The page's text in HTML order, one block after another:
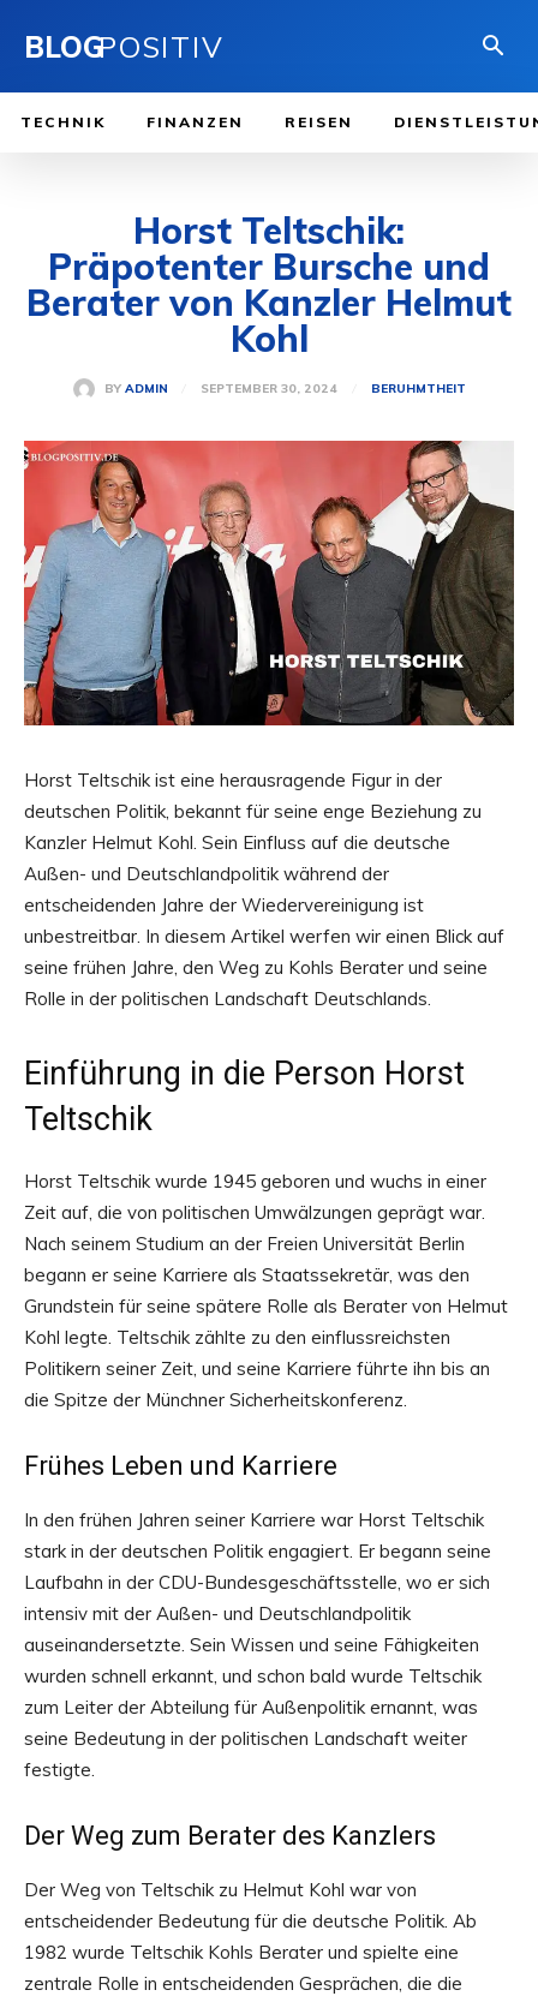
BLOGPOSITIV
TECHNIK FINANZEN REISEN
Horst Teltschik:
Präpotenter Bursche und
Berater von Kanzler Helmut
Kohl
BY ADMIN SEPTEMBER 30, 2024 BERUHMTHEIT
Horst Teltschik ist eine herausragende Figur in der
deutschen Politik, bekannt für seine enge Beziehung zu
Kanzler Helmut Kohl. Sein Einfluss auf die deutsche
Außen- und Deutschlandpolitik während der
entscheidenden Jahre der Wiedervereinigung ist
unbestreitbar. In diesem Artikel werfen wir einen Blick auf
seine frühen Jahre, den Weg zu Kohls Berater und seine
Rolle in der politischen Landschaft Deutschlands.
Einführung in die Person Horst
Teltschik
Horst Teltschik wurde 1945 geboren und wuchs in einer
Zeit auf, die von politischen Umwälzungen geprägt war.
Nach seinem Studium an der Freien Universität Berlin
begann er seine Karriere als Staatssekretär, was den
Grundstein für seine spätere Rolle als Berater von Helmut
Kohl legte. Teltschik zählte zu den einflussreichsten
Politikern seiner Zeit, und seine Karriere führte ihn bis an
die Spitze der Münchner Sicherheitskonferenz.
Frühes Leben und Karriere
In den frühen Jahren seiner Karriere war Horst Teltschik
stark in der deutschen Politik engagiert. Er begann seine
Laufbahn in der CDU-Bundesgeschäftsstelle, wo er sich
intensiv mit der Außen- und Deutschlandpolitik
auseinandersetzte. Sein Wissen und seine Fähigkeiten
wurden schnell erkannt, und schon bald wurde Teltschik
zum Leiter der Abteilung für Außenpolitik ernannt, was
seine Bedeutung in der politischen Landschaft weiter
festigte.
Der Weg zum Berater des Kanzlers
Der Weg von Teltschik zu Helmut Kohl war von
entscheidender Bedeutung für die deutsche Politik. Ab
1982 wurde Teltschik Kohls Berater und spielte eine
zentrale Rolle in entscheidenden Gesprächen, die die